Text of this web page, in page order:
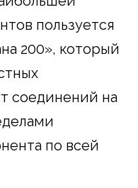
пользуется
200», который
соединений на
по всей